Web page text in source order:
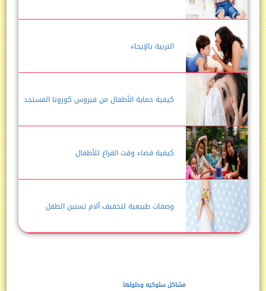
التربية بالإيحاء
كيفية حماية الأطفال من فيروس كورونا المستجد
كيفية قضاء وقت الفراغ للأطفال
وصفات طبيعية لتخفيف آلام تسنين الطفل
مشاكل سلوكيه وحلولها